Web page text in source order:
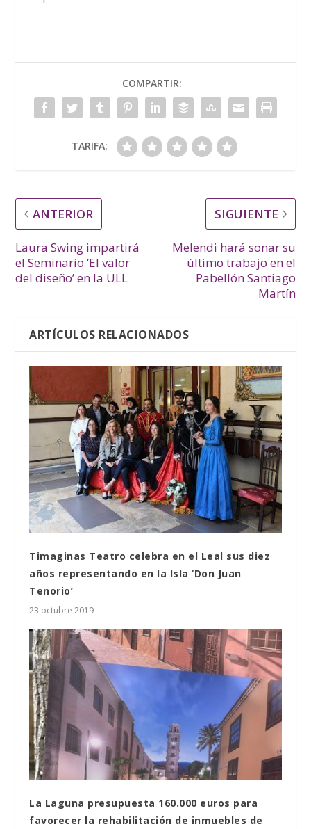
COMPARTIR:
TARIFA:
ANTERIOR
Laura Swing impartirá
el Seminario ‘El valor
del diseño’ en la ULL
SIGUIENTE
Melendi hará sonar su
último trabajo en el
Pabellón Santiago
Martín
ARTÍCULOS RELACIONADOS
Timaginas Teatro celebra en el Leal sus diez
años representando en la Isla ‘Don Juan
Tenorio’
23 octubre 2019
La Laguna presupuesta 160.000 euros para
favorecer la rehabilitación de inmuebles de